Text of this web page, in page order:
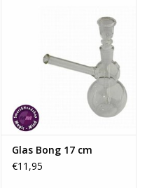
Glas Bong 17 cm
€11,95